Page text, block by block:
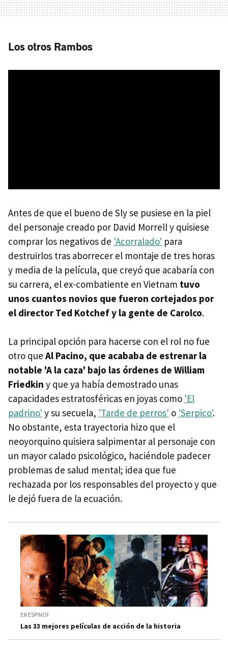
Los otros Rambos
Antes de que el bueno de Sly se pusiese en la piel
del personaje creado por David Morrell y quisiese
comprar los negativos de 'Acorralado' para
destruirlos tras aborrecer el montaje de tres horas
y media de la película, que creyó que acabaría con
su carrera, el ex-combatiente en Vietnam tuvo
unos cuantos novios que fueron cortejados por
el director Ted Kotchef y la gente de Carolco.
La principal opción para hacerse con el rol no fue
otro que Al Pacino, que acababa de estrenar la
notable 'A la caza' bajo las órdenes de William
Friedkin y que ya había demostrado unas
capacidades estratosféricas en joyas como 'El
padrino' y su secuela, 'Tarde de perros' o 'Serpico'.
No obstante, esta trayectoria hizo que el
neoyorquino quisiera salpimentar al personaje con
un mayor calado psicológico, haciéndole padecer
problemas de salud mental; idea que fue
rechazada por los responsables del proyecto y que
le dejó fuera de la ecuación.
EN ESPINOF
Las 33 mejores películas de acción de la historia